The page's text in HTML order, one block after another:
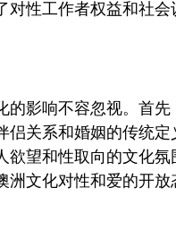
的影响不容忽视。首
侣关系和婚姻的传统
欲望和性取向的文化
洲文化对性和爱的开